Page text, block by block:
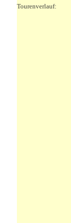
Tourenverlauf: